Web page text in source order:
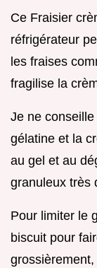
Ce Fraisier
réfrigérateur
les fraises
fragilise la
Je ne
gélatine et la
au gel et au
granuleux très
Pour limiter le
biscuit pour